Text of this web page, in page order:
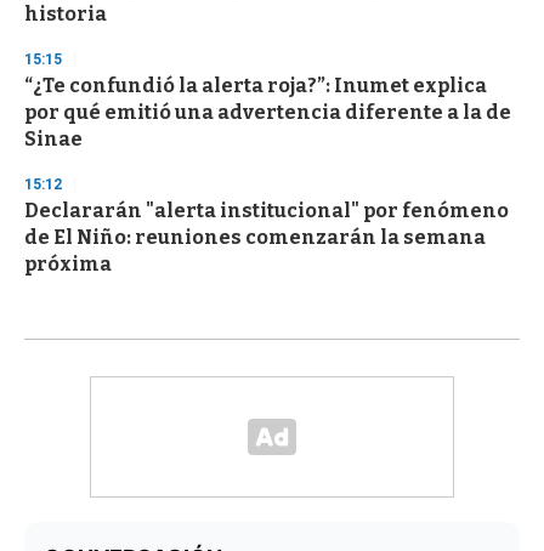
historia
15:15
“¿Te confundió la alerta roja?”: Inumet explica
por qué emitió una advertencia diferente a la de
Sinae
15:12
Declararán "alerta institucional" por fenómeno
de El Niño: reuniones comenzarán la semana
próxima